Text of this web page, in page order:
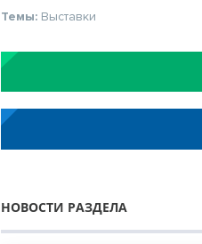
Темы: Выставки
НОВОСТИ РАЗДЕЛА